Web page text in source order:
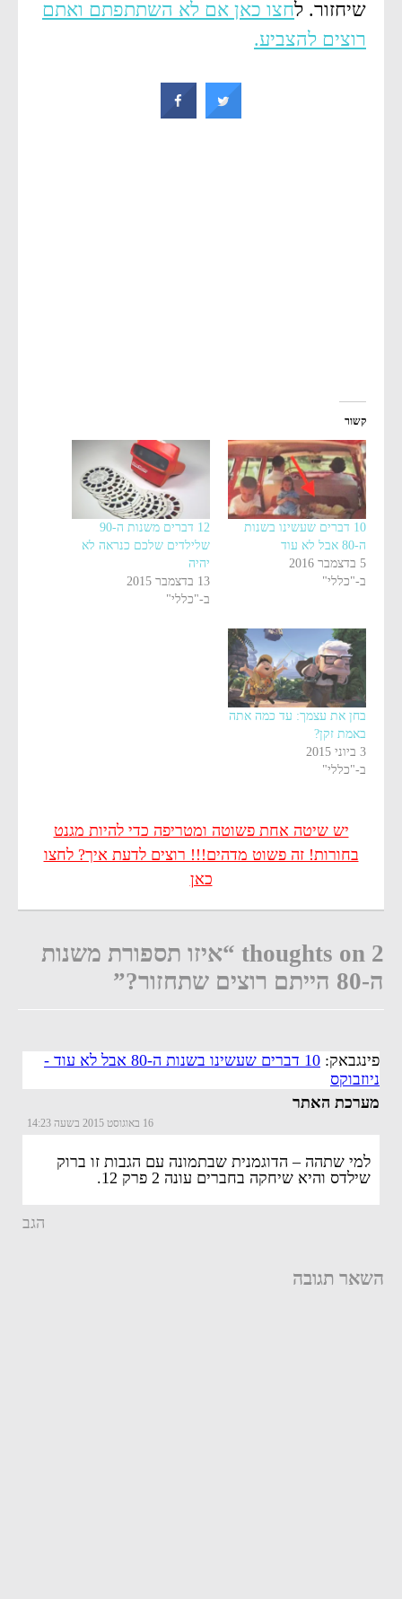
שיחזור. לחצו כאן אם לא השתתפתם ואתם
רוצים להצביע.
קשור
10 דברים שעשינו בשנות
ה-80 אבל לא עוד
5 בדצמבר 2016
ב-"כללי"
12 דברים משנות ה-90
שלילדים שלכם כנראה לא
יהיה
13 בדצמבר 2015
ב-"כללי"
בחן את עצמך: עד כמה אתה
באמת זקן?
3 ביוני 2015
ב-"כללי"
יש שיטה אחת פשוטה ומטריפה כדי להיות מגנט
בחורות! זה פשוט מדהים!!! רוצים לדעת איך? לחצו
כאן
2 thoughts on “איזו תספורת משנות
ה-80 הייתם רוצים שתחזור?”
פינגבאק:
10 דברים שעשינו בשנות ה-80 אבל לא עוד -
ניוזבוקס
מערכת האתר
16 באוגוסט 2015 בשעה 14:23
למי שתהה – הדוגמנית שבתמונה עם הגבות זו ברוק
שילדס והיא שיחקה בחברים עונה 2 פרק 12.
הגב
השאר תגובה